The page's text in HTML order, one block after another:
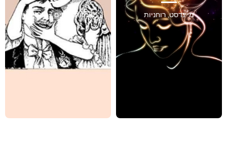
מיינדסט,רוחניות מערכות יחסים / אינטימיות